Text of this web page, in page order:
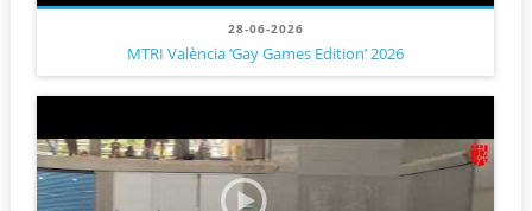
28-06-2026
MTRI València ‘Gay Games Edition’ 2026